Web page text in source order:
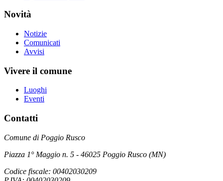
Novità
Notizie
Comunicati
Avvisi
Vivere il comune
Luoghi
Eventi
Contatti
Comune di Poggio Rusco
Piazza 1° Maggio n. 5 - 46025 Poggio Rusco (MN)
Codice fiscale: 00402030209